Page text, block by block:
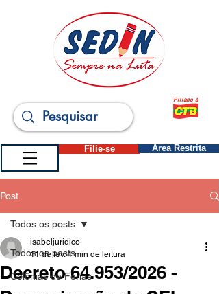
Filiado à
Filie-se Área Restrita
Post
Todos os posts
Colônias de Férias
Todos os posts
Decreto 64.953/2026 -
isabeljuridico
11 de fev. 1 min de leitura